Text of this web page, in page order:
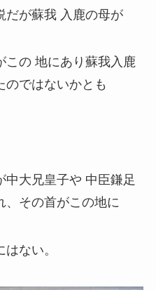
だが蘇我 入鹿の母が
この 地にあり蘇我入鹿
のではないかとも
中大兄皇子や 中臣鎌足
、その首がこの地に
ない。